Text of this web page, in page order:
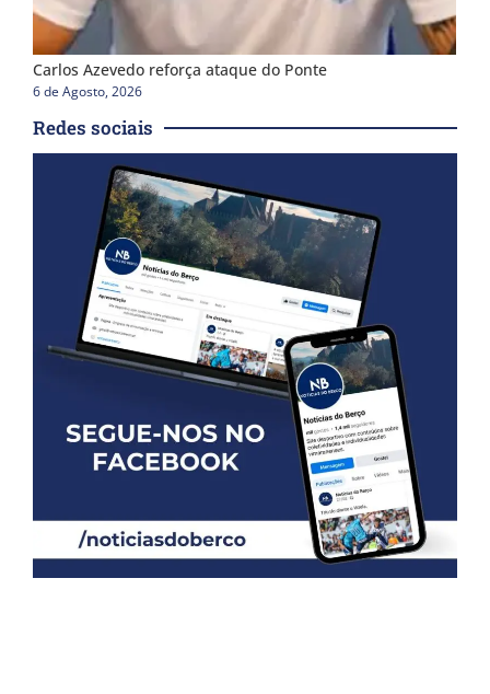
Carlos Azevedo reforça ataque do Ponte
6 de Agosto, 2026
Redes sociais